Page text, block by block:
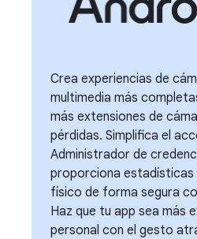
Crea experiencias de
multimedia más
más extensiones de
pérdidas. Simplifica el
Administrador de
proporciona estadísticas
físico de forma segura
Haz que tu app sea más
personal con el gesto